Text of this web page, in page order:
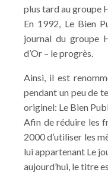
plus tard au groupe
En 1992, Le Bien
journal du groupe
d’Or – le progrès.
Ainsi, il est
pendant un peu de
originel: Le Bien
Afin de réduire les
2000 d’utiliser les
lui appartenant Le
aujourd’hui, le titre